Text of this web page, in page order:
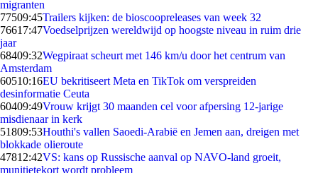
migranten
77509:45Trailers kijken: de bioscoopreleases van week 32
76617:47Voedselprijzen wereldwijd op hoogste niveau in ruim drie
jaar
68409:32Wegpiraat scheurt met 146 km/u door het centrum van
Amsterdam
60510:16EU bekritiseert Meta en TikTok om verspreiden
desinformatie Ceuta
60409:49Vrouw krijgt 30 maanden cel voor afpersing 12-jarige
misdienaar in kerk
51809:53Houthi's vallen Saoedi-Arabië en Jemen aan, dreigen met
blokkade olieroute
47812:42VS: kans op Russische aanval op NAVO-land groeit,
munitietekort wordt probleem